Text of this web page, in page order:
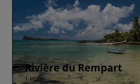
Rivière du Rempart
1 Hotel